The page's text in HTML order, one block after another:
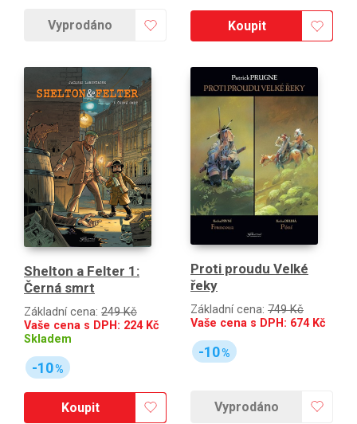
Vyprodáno Koupit
Shelton a Felter 1:
Černá smrt
Základní cena: 249 Kč
Vaše cena s DPH: 224Kč
Skladem
-10%
Koupit
Proti proudu Velké
řeky
Základní cena: 749 Kč
Vaše cena s DPH: 674Kč
-10%
Vyprodáno